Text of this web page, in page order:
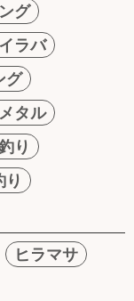
グ
ラバ
グ
タル
り
り
ヒラマサ